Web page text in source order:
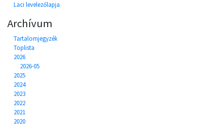
Laci levelezőlapja
Archívum
Tartalomjegyzék
Toplista
2026
2026-05
2025
2024
2023
2022
2021
2020